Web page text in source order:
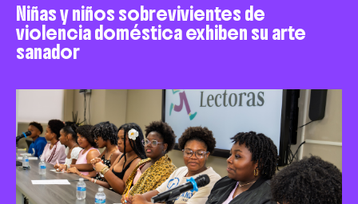
Niñas y niños sobrevivientes de
violencia doméstica exhiben su arte
sanador